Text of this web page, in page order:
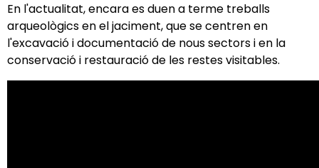
En l'actualitat, encara es duen a terme treballs
arqueològics en el jaciment, que se centren en
l'excavació i documentació de nous sectors i en la
conservació i restauració de les restes visitables.